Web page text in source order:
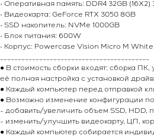
• Оперативная память: DDR4 32GB (16X2)
• Видеокарта: GeForce RTX 3050 8GB
• SSD накопитель: NVMe 1000GB
• Блок питания: 600W
• Корпус: Powercase Vision Micro M White
● В стоимость сборки входят: сборка ПК,
её полная настройка с установкой
● Каждый компьютер перед отправкой
● Возможно изменение конфигурации
- добавить/увеличить объем SSD, HDD,
- изменить/улучшить видеокарту, ЦП,
● Каждый компьютер собирается